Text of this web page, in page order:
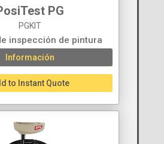
PG
PGKIT
inspección de pintura
Información
to Instant Quote